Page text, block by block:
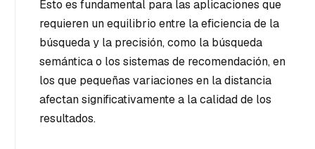
Esto es fundamental para las aplicaciones que
requieren un equilibrio entre la eficiencia de la
búsqueda y la precisión, como la búsqueda
semántica o los sistemas de recomendación, en
los que pequeñas variaciones en la distancia
afectan significativamente a la calidad de los
resultados.